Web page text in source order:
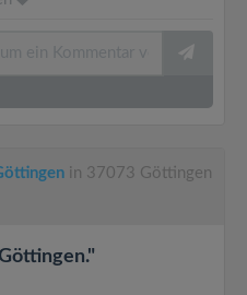
in 37073 Göttingen